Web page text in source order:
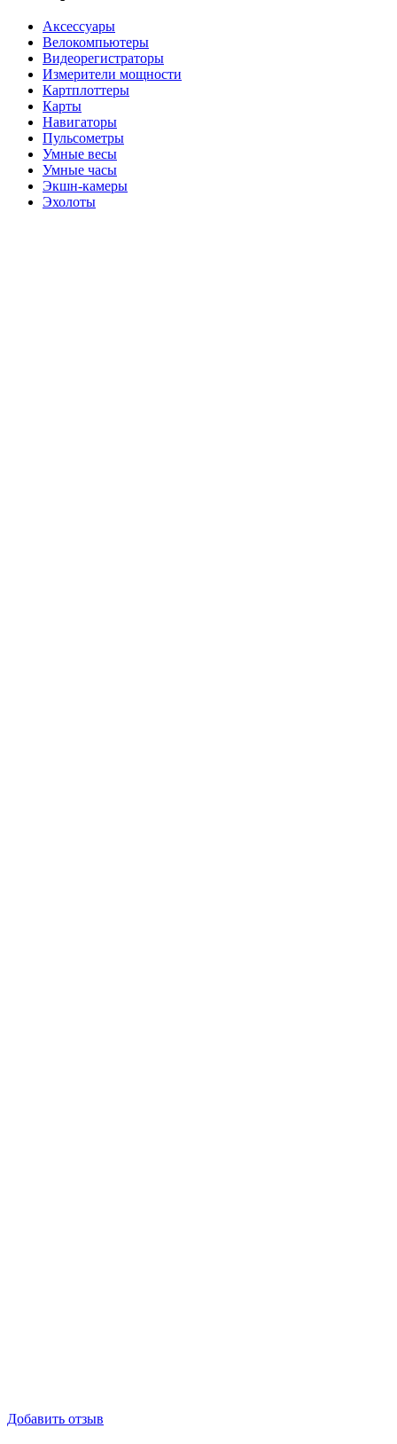
Аксессуары
Велокомпьютеры
Видеорегистраторы
Измерители мощности
Картплоттеры
Карты
Навигаторы
Пульсометры
Умные весы
Умные часы
Экшн-камеры
Эхолоты
Добавить отзыв